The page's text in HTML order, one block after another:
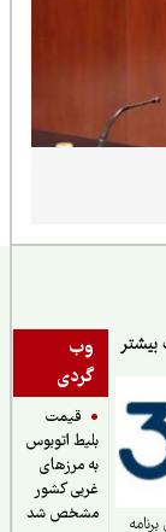
وب
گردی
قیمت
بلیط اتوبوس
به مرزهای
غربی کشور
مشخص شد